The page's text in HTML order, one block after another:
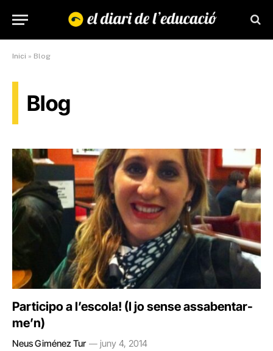
Inici » Blog
Blog
Participo a l’escola! (I jo sense assabentar-
me’n)
Neus Giménez Tur juny 4, 2014